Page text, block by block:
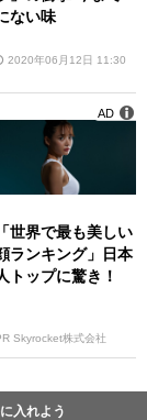
ない味
2020年06月12日 11:30
「世界で最も美しい
ランキング」日本
トップに驚き！
Skyrocket株式会社
AD
入れよう